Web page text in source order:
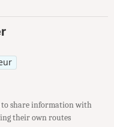
to share information with
their own routes